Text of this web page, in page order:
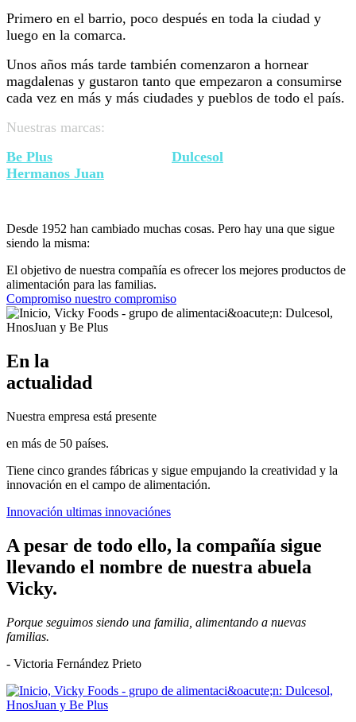
Primero en el barrio, poco después en toda la ciudad y
luego en la comarca.
Unos años más tarde también comenzaron a hornear
magdalenas y gustaron tanto que empezaron a consumirse
cada vez en más y más ciudades y pueblos de todo el país.
Nuestras marcas:
Be Plus
Dulcesol
Hermanos Juan
Desde 1952 han cambiado muchas cosas. Pero hay una que sigue
siendo la misma:
El objetivo de nuestra compañía es ofrecer los mejores productos de
alimentación para las familias.
Compromiso nuestro compromiso
En la
actualidad
Nuestra empresa está presente
en más de 50 países.
Tiene cinco grandes fábricas y sigue empujando la creatividad y la
innovación en el campo de alimentación.
Innovación ultimas innovaciónes
A pesar de todo ello, la compañía sigue
llevando el nombre de nuestra abuela
Vicky.
Porque seguimos siendo una familia, alimentando a nuevas
familias.
- Victoria Fernández Prieto